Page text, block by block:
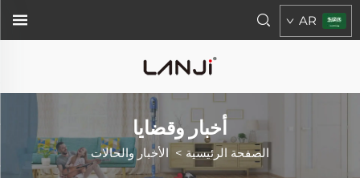
AR
أخبار وقضايا
الصفحة الرئيسية > الأخبار والحالات